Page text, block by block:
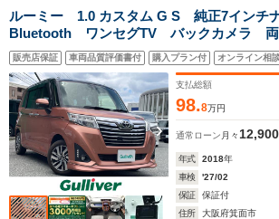
ルーミー 1.0 カスタム G S 純正7インチ
Bluetooth ワンセグTV バックカメラ 両
イドドア 衝突被害軽減システム 横滑り
ーンキープアシスト ドラレコ シートヒ
アキー 保 取
販売店保証 車両品質評価書付 購入プラン付 オンライン相
支払総額
98.8万円
通常ローン 月々 12,900
年式 2018年
車検
'27/02
保証
保証付
住所
大阪府箕面市